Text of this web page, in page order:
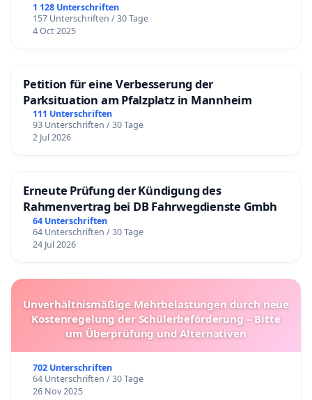
1 128 Unterschriften
157 Unterschriften / 30 Tage
4 Oct 2025
Petition für eine Verbesserung der
Parksituation am Pfalzplatz in Mannheim
111 Unterschriften
93 Unterschriften / 30 Tage
2 Jul 2026
Erneute Prüfung der Kündigung des
Rahmenvertrag bei DB Fahrwegdienste Gmbh
64 Unterschriften
64 Unterschriften / 30 Tage
24 Jul 2026
Unverhältnismäßige Mehrbelastungen durch neue
Kostenregelung der Schülerbeförderung – Bitte
um Überprüfung und Alternativen
702 Unterschriften
64 Unterschriften / 30 Tage
26 Nov 2025